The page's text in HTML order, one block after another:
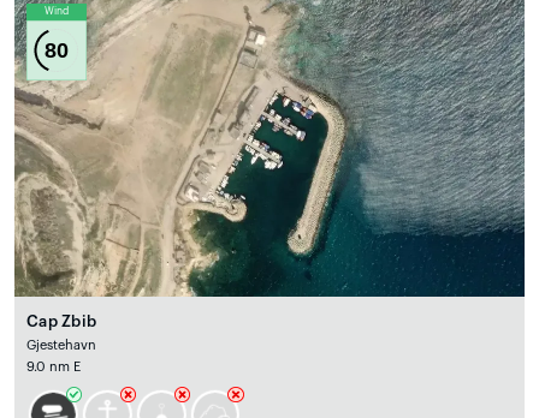
Wind
80
Cap Zbib
Gjestehavn
9.0 nm E